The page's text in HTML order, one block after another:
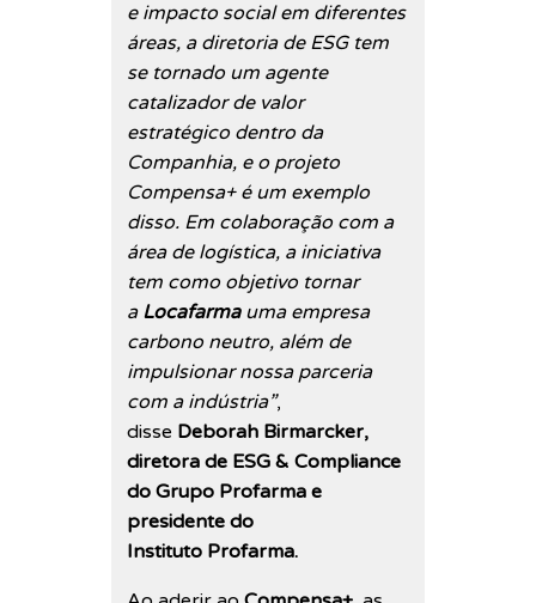
e impacto social em diferentes
áreas, a diretoria de ESG tem
se tornado um agente
catalizador de valor
estratégico dentro da
Companhia, e o projeto
Compensa+ é um exemplo
disso. Em colaboração com a
área de logística, a iniciativa
tem como objetivo tornar
a Locafarma uma empresa
carbono neutro, além de
impulsionar nossa parceria
com a indústria”,
disse Deborah Birmarcker,
diretora de ESG & Compliance
do Grupo Profarma e
presidente do
Instituto Profarma.